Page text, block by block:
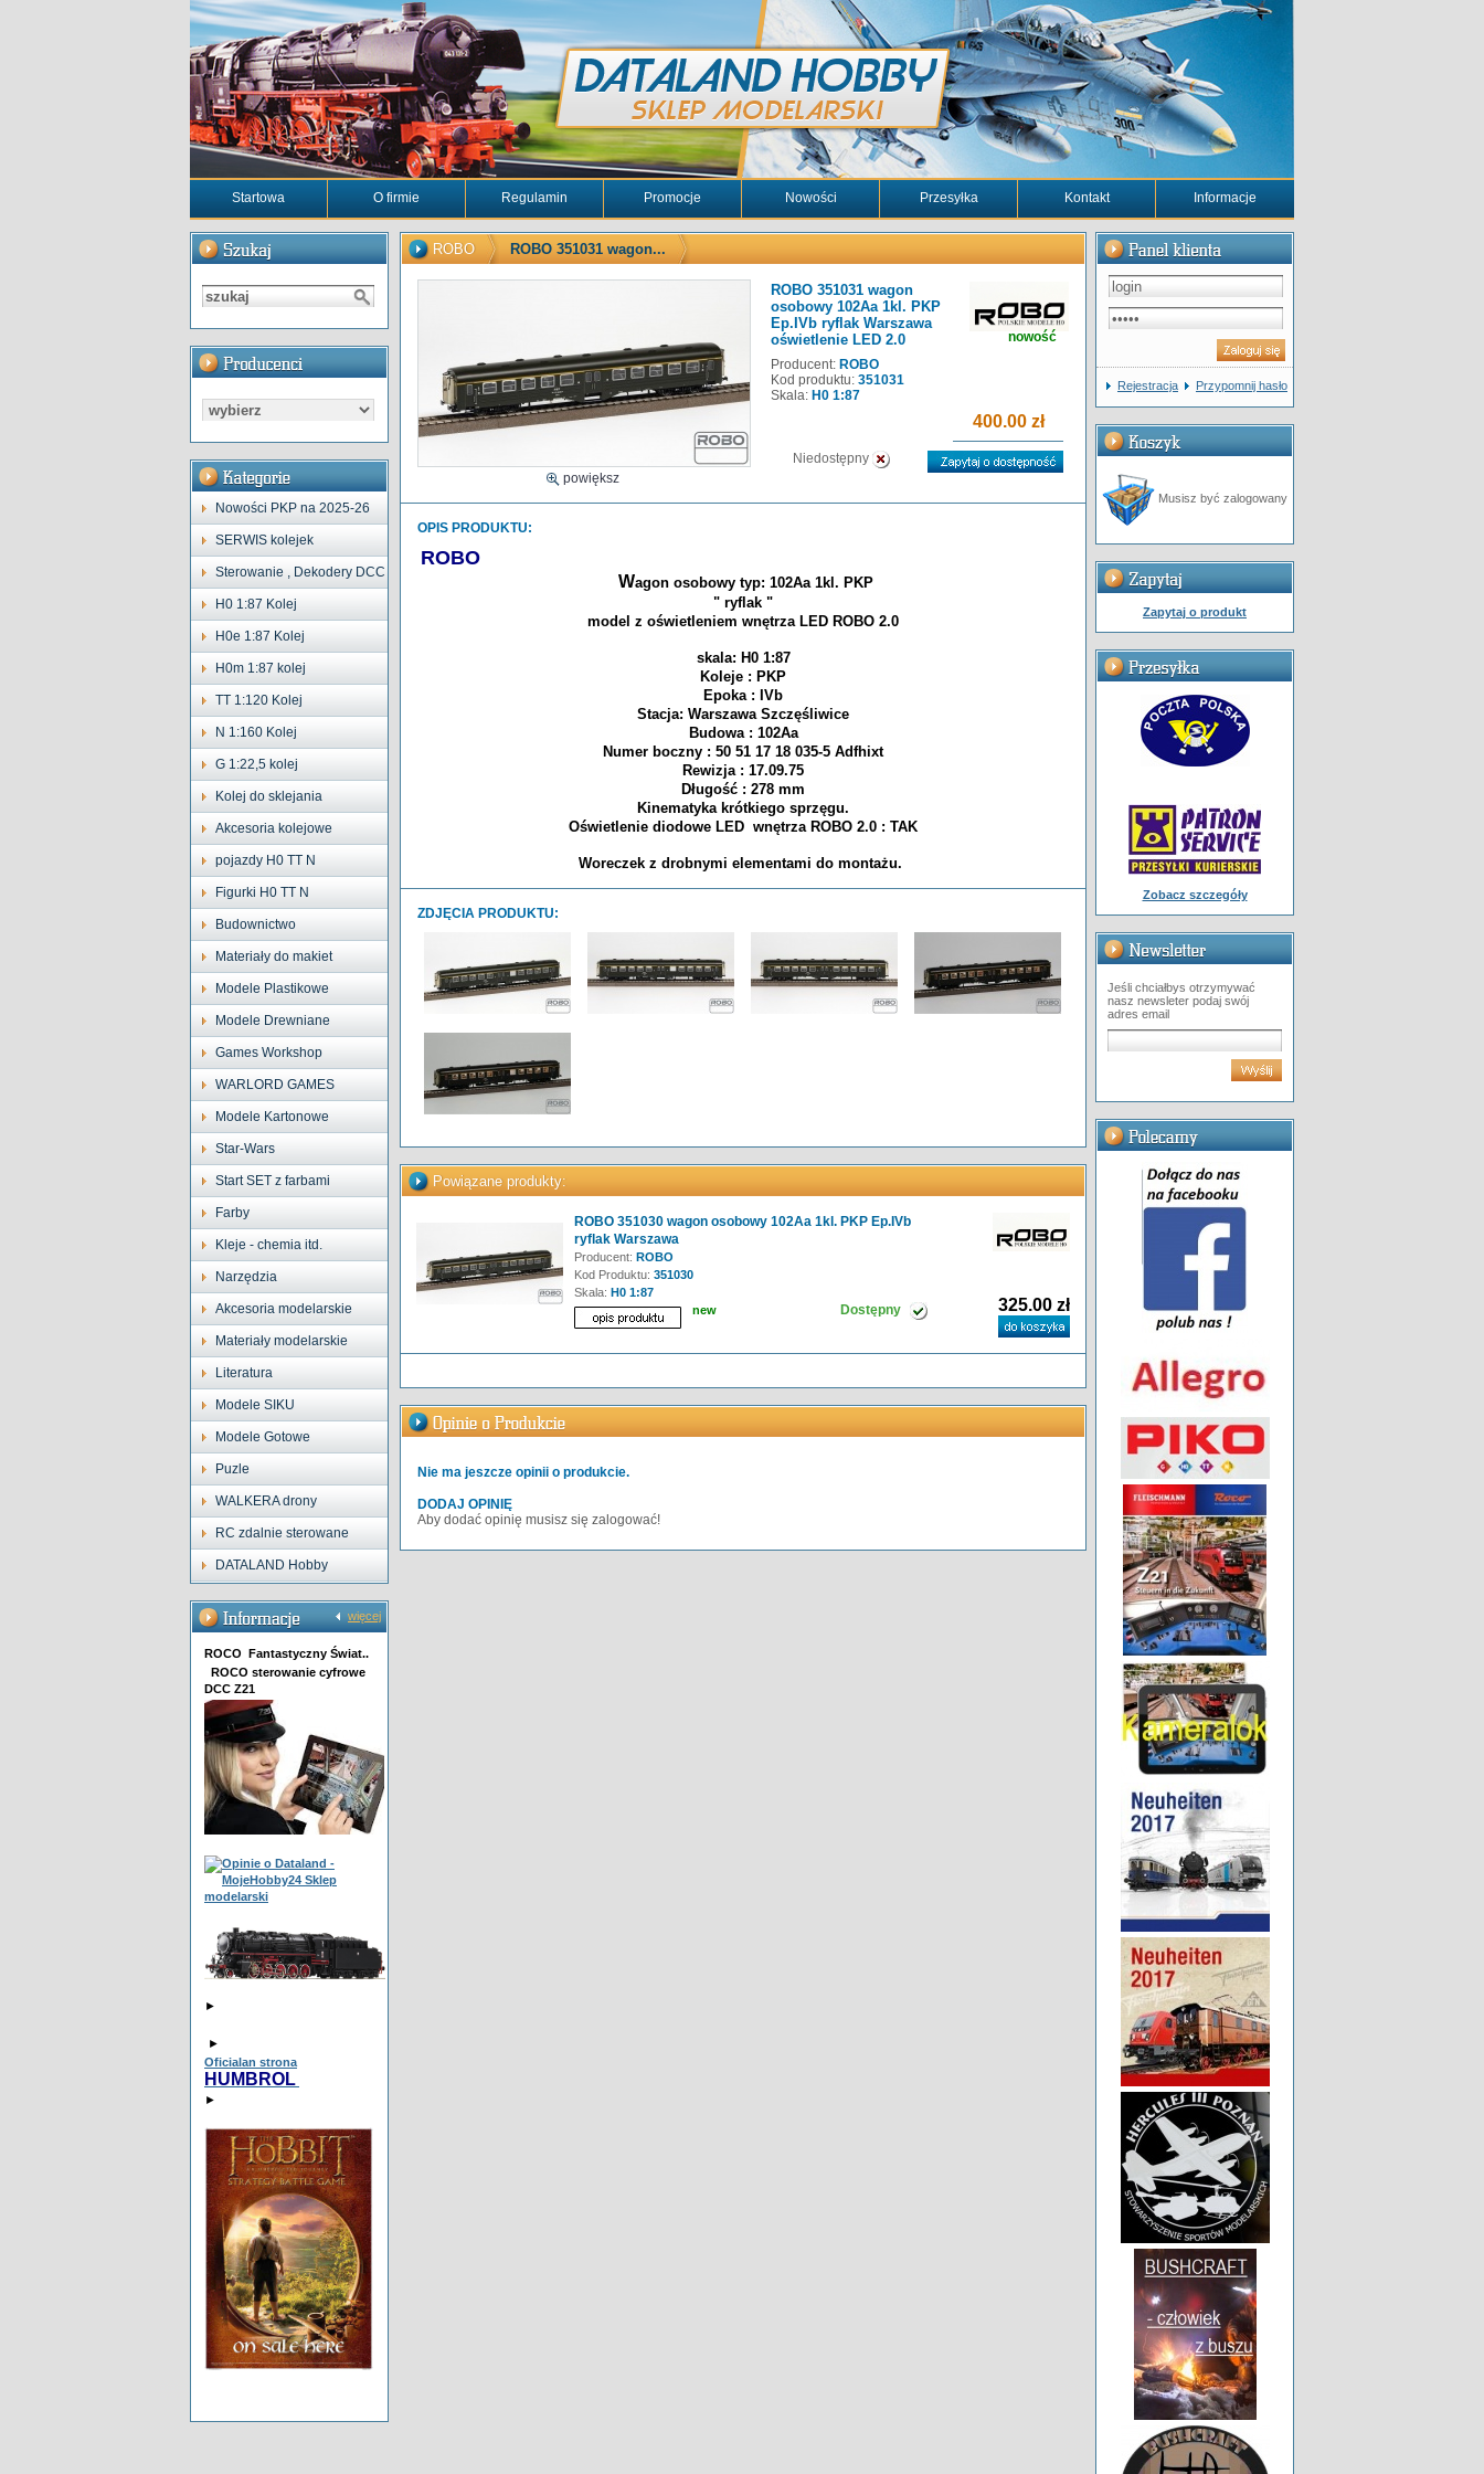
Startowa O firmie Regulamin Promocje Nowości Przesyłka Kontakt Informacje
Nowości PKP na 2025-26
SERWIS kolejek
Sterowanie , Dekodery DCC
H0 1:87 Kolej
H0e 1:87 Kolej
H0m 1:87 kolej
TT 1:120 Kolej
N 1:160 Kolej
G 1:22,5 kolej
Kolej do sklejania
Akcesoria kolejowe
pojazdy H0 TT N
Figurki H0 TT N
Budownictwo
Materiały do makiet
Modele Plastikowe
Modele Drewniane
Games Workshop
WARLORD GAMES
Modele Kartonowe
Star-Wars
Start SET z farbami
Farby
Kleje - chemia itd.
Narzędzia
Akcesoria modelarskie
Materiały modelarskie
Literatura
Modele SIKU
Modele Gotowe
Puzle
WALKERA drony
RC zdalnie sterowane
DATALAND Hobby
więcej
ROCO Fantastyczny Świat..
ROCO sterowanie cyfrowe
DCC Z21
►
►
Oficialan strona
HUMBROL
►
ROBO ROBO 351031 wagon...
powiększ
ROBO 351031 wagon
osobowy 102Aa 1kl. PKP
Ep.IVb ryflak Warszawa
oświetlenie LED 2.0
Producent: ROBO
Kod produktu: 351031
Skala: H0 1:87
400.00 zł
nowość
Niedostępny
OPIS PRODUKTU:
ROBO
Wagon osobowy typ: 102Aa 1kl. PKP
" ryflak "
model z oświetleniem wnętrza LED ROBO 2.0
skala: H0 1:87
Koleje : PKP
Epoka : IVb
Stacja: Warszawa Szczęśliwice
Budowa : 102Aa
Numer boczny : 50 51 17 18 035-5 Adfhixt
Rewizja : 17.09.75
Długość : 278 mm
Kinematyka krótkiego sprzęgu.
Oświetlenie diodowe LED wnętrza ROBO 2.0 : TAK
Woreczek z drobnymi elementami do montażu.
ZDJĘCIA PRODUKTU:
Powiązane produkty:
ROBO 351030 wagon osobowy 102Aa 1kl. PKP Ep.IVb
ryflak Warszawa
Producent: ROBO
Kod Produktu: 351030
Skala: H0 1:87
new
Dostępny 325.00 zł
Nie ma jeszcze opinii o produkcie.
DODAJ OPINIĘ
Aby dodać opinię musisz się zalogować!
Rejestracja Przypomnij hasło
Musisz być zalogowany
Zapytaj o produkt
Zobacz szczegóły
Jeśli chciałbys otrzymywać
nasz newsleter podaj swój
adres email